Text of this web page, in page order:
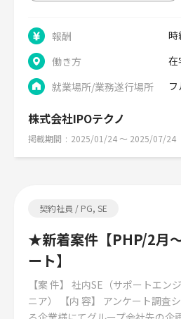
報酬
時
働き方
在
就業場所/業務遂行場所
株式会社IPOテクノ
掲載期間 2025/01/24 〜 2025/07/24
契約社員 / PG, SE
★新着案件【PHP/2月
ート】
【案 件】 社内SE（サポートエン
ニア） 【内 容】 アンケート調査